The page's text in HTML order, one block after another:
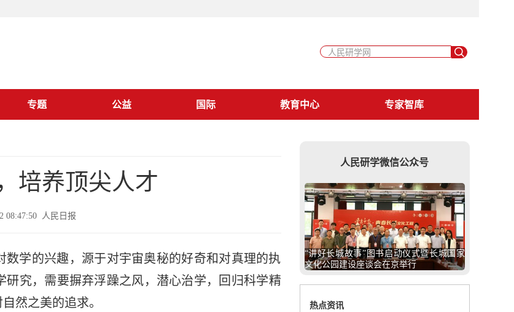
专题 公益 国际 教育中心 专家智库
培养顶尖人才
08:47:50 人民日报
学的兴趣，源于对宇宙奥秘的好奇和对真理的执
究，需要摒弃浮躁之风，潜心治学，回归科学精
然之美的追求。
人民研学微信公众号
“讲好长城故事”图书启动仪式暨长城国家
文化公园建设座谈会在京举行
热点资讯